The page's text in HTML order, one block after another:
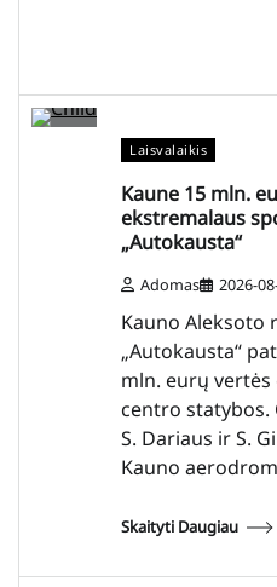
Laisvalaikis
Kaune 15 mln.
ekstremalaus
„Autokausta“
Adomas 2026-
Kauno Aleksoto
„Autokausta“
mln. eurų
centro statybos.
S. Dariaus ir S.
Kauno
Skaityti Daugiau